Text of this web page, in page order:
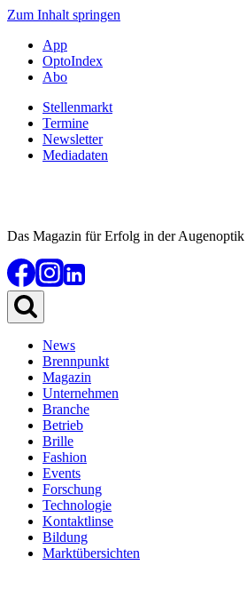
Zum Inhalt springen
App
OptoIndex
Abo
Stellenmarkt
Termine
Newsletter
Mediadaten
Das Magazin für Erfolg in der Augenoptik
News
Brennpunkt
Magazin
Unternehmen
Branche
Betrieb
Brille
Fashion
Events
Forschung
Technologie
Kontaktlinse
Bildung
Marktübersichten